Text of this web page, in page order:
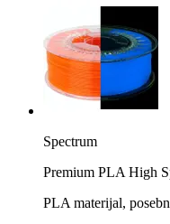
Spectrum
Premium PLA High
PLA materijal,